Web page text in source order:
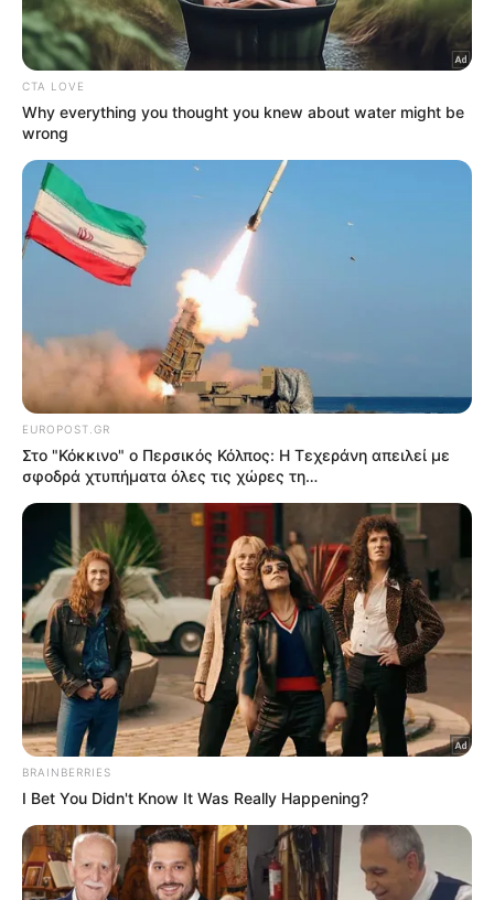
07.08.2026
Ψυχρολουσία: Γιατί η Σουηδία κάνει
πρόβες για μαζικές κηδείες στρατιωτών; –
Παγκόσμιο Πόλεμο μεταξύ ΝΑΤΟ-ΕΕ με
07.08.2026
Στο “Κόκκινο” ο Περσικός Κόλπος: Η
Τεχεράνη απειλεί με σφοδρά χτυπήματα
όλες τις χώρες της περιοχής εάν δεν
σταματήσουν τον Τραμπ
07.08.2026